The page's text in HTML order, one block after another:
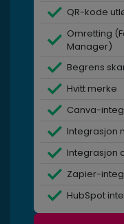
QR-kode
Omretting
Manager)
Begrens
Hvitt merke
Canva-
Integrasjon
Integrasjon
Zapier-
HubSpot